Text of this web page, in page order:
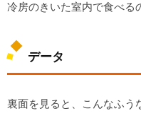
冷房のきいた室内で食べる
データ
裏面を見ると、こんなふう